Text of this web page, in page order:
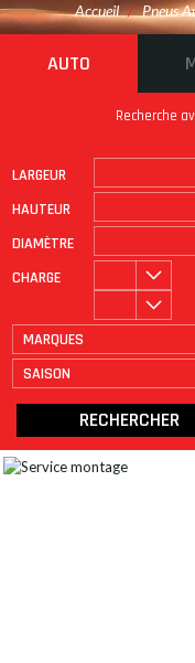
Accueil / Pneus
AUTO
Recherche
LARGEUR
HAUTEUR
DIAMÈTRE
CHARGE
MARQUES
SAISON